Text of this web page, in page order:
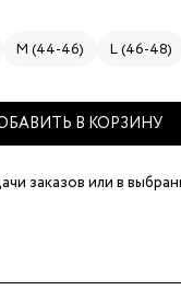
M (44-46) L (46-48)
В КОРЗИНУ
заказовили в